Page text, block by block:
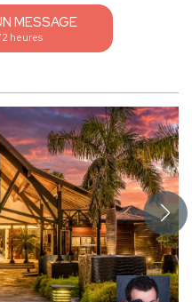
MESSAGE
heures